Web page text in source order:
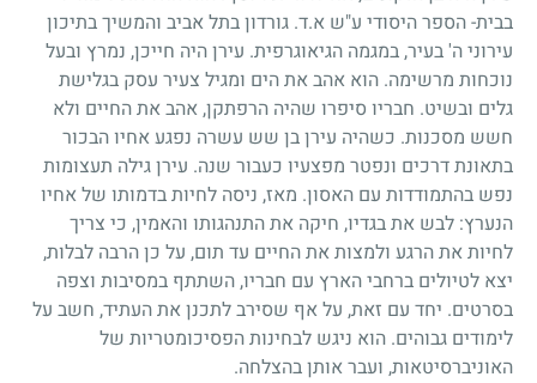
בבית- הספר היסודי ע"ש א.ד. גורדון בתל אביב והמשיך בתיכון
עירוני ה' בעיר, במגמה הגיאוגרפית. עירן היה חייכן, נמרץ ובעל
נוכחות מרשימה. הוא אהב את הים ומגיל צעיר עסק בגלישת
גלים ובשיט. חבריו סיפרו שהיה הרפתקן, אהב את החיים ולא
חשש מסכנות. כשהיה עירן בן שש עשרה נפגע אחיו הבכור
בתאונת דרכים ונפטר מפצעיו כעבור שנה. עירן גילה תעצומות
נפש בהתמודדות עם האסון. מאז, ניסה לחיות בדמותו של אחיו
הנערץ: לבש את בגדיו, חיקה את התנהגותו והאמין, כי צריך
לחיות את הרגע ולמצות את החיים עד תום, על כן הרבה לבלות,
יצא לטיולים ברחבי הארץ עם חבריו, השתתף במסיבות וצפה
בסרטים. יחד עם זאת, על אף שסירב לתכנן את העתיד, חשב על
לימודים גבוהים. הוא ניגש לבחינות הפסיכומטריות של
האוניברסיטאות, ועבר אותן בהצלחה.